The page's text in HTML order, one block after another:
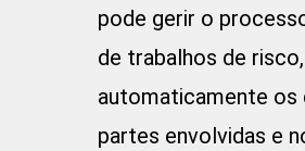
pode gerir o
de trabalhos de
automaticamente os
partes envolvidas e